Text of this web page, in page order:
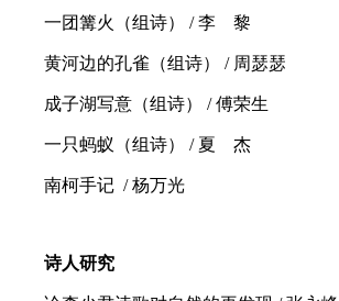
一团篝火（组诗） / 李 黎
黄河边的孔雀（组诗） / 周瑟瑟
成子湖写意（组诗） / 傅荣生
一只蚂蚁（组诗） / 夏 杰
南柯手记 / 杨万光
诗人研究